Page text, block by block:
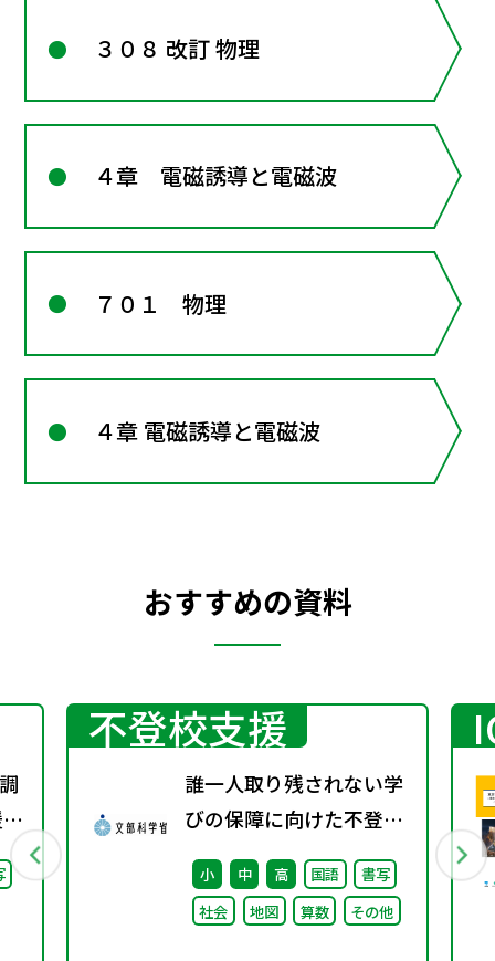
３０８ 改訂 物理
４章 電磁誘導と電磁波
７０１ 物理
４章 電磁誘導と電磁波
おすすめの資料
不登校支援
誰一人取り残されない学
びの保障に向けた不登校
対策推進本部（第4回）
安心して学べる魅力ある
学校づくりの推進に向け
小 中 高 国語
書写
社会
地図 算数 その他